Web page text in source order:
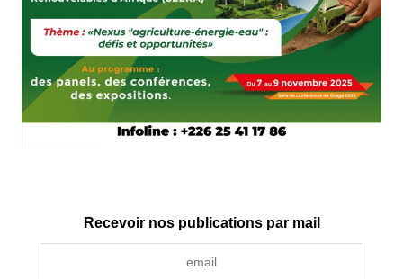
Recevoir nos publications par mail